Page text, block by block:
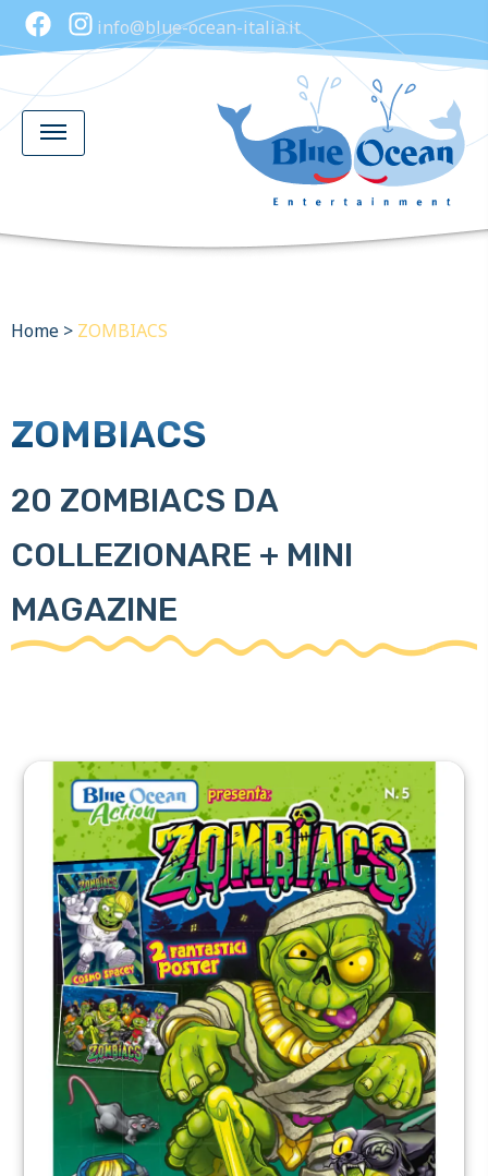
info@blue-ocean-italia.it
Home > ZOMBIACS
ZOMBIACS
20 ZOMBIACS DA
COLLEZIONARE + MINI
MAGAZINE